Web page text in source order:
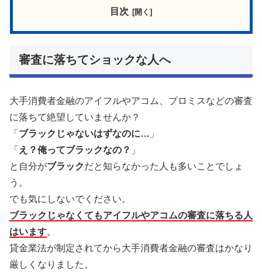
目次
審査に落ちてショックな人へ
大手消費者金融のアイフルやアコム、プロミスなどの審査
に落ちて絶望していませんか？
「 ブラックじゃないはずなのに… 」
「 え？俺ってブラックなの？ 」
と自分がブラックだと知らなかった人も多いことでしょ
う。
でも気にしないでください。
ブラックじゃなくてもアイフルやアコムの審査に落ちる人
はいます。
貸金業法が制定されてから大手消費者金融の審査はかなり
厳しくなりました。